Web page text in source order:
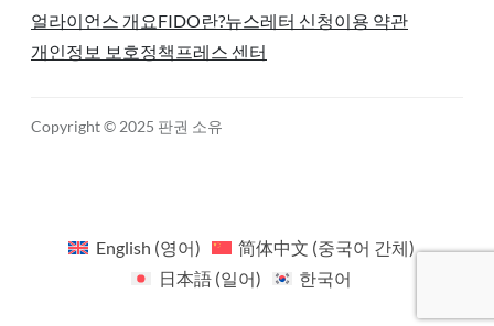
얼라이언스 개요FIDO란?뉴스레터 신청이용 약관
개인정보 보호정책 프레스 센터
Copyright © 2025 판권 소유
English (영어) 简体中文 (중국어 간체)
日本語(일어) 한국어